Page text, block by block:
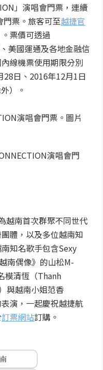
」演唱會門票，連續
門票。旅客可至越捷官
票價可透過
美國運通及各地金融信
線機票使用期限分別
日、2016年12月1日
）。
演唱會門
越南首次群聚不同世代
體，以及多位越南知
知名歌手包含Sexy
南偶像》的山松M-
模清恆（Thanh
與越南小姐范香
演，一起慶祝越捷航
訂票網站訂購。